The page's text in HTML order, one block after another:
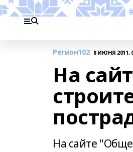
Регион102 8 ИЮНЯ 2011,
На
На сайте